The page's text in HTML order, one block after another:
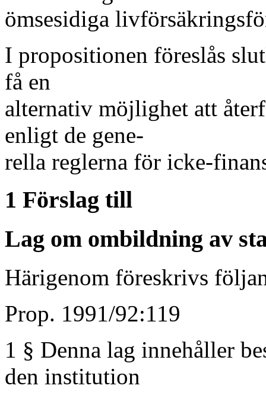
ömsesidiga
I propositionen föreslås
få en
alternativ möjlighet att
enligt de gene-
rella reglerna för icke-
1 Förslag till
Lag om ombildning av
Härigenom föreskrivs
Prop. 1991/92:119
1 § Denna lag innehåller
den institution